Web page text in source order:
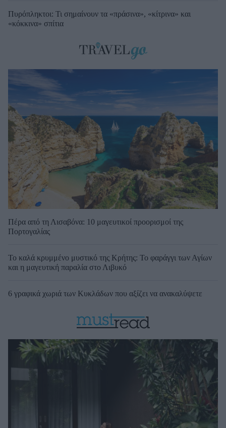
Πυρόπληκτοι: Τι σημαίνουν τα «πράσινα», «κίτρινα» και
«κόκκινα» σπίτια
Πέρα από τη Λισαβόνα: 10 μαγευτικοί προορισμοί της
Πορτογαλίας
Το καλά κρυμμένο μυστικό της Κρήτης: Το φαράγγι των Αγίων
και η μαγευτική παραλία στο Λιβυκό
6 γραφικά χωριά των Κυκλάδων που αξίζει να ανακαλύψετε